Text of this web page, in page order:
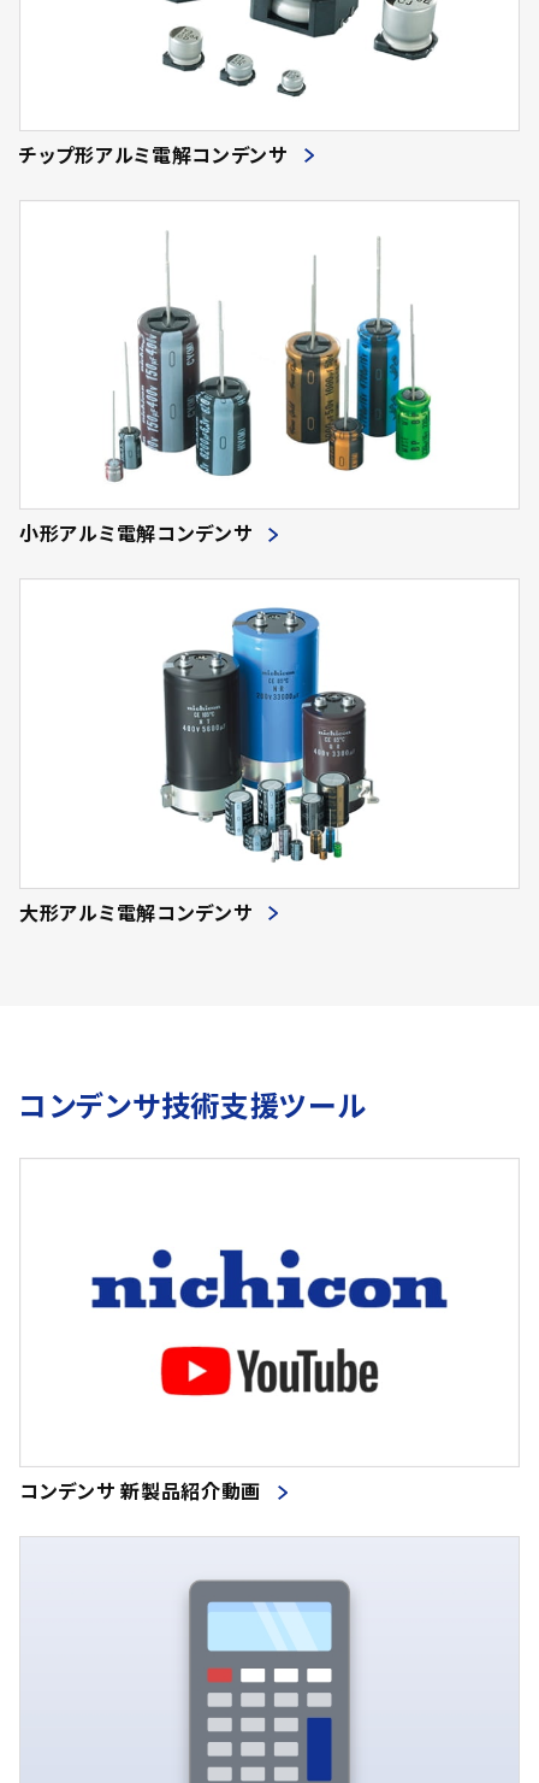
チップ形アルミ電解コンデンサ
小形アルミ電解コンデンサ
大形アルミ電解コンデンサ
コンデンサ技術支援ツール
コンデンサ 新製品紹介動画